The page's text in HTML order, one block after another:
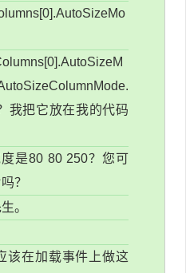
我把它放在我的代码
是80 80 250？您可
？
。
该在加载事件上做这